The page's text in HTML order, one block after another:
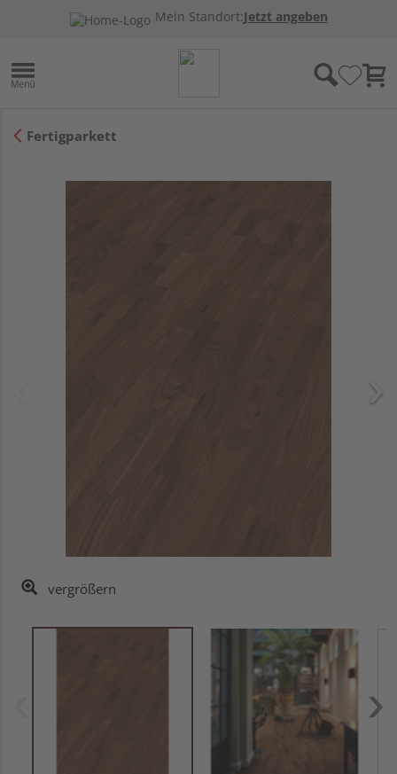
Mein Standort:Jetzt angeben
Fertigparkett
vergrößern